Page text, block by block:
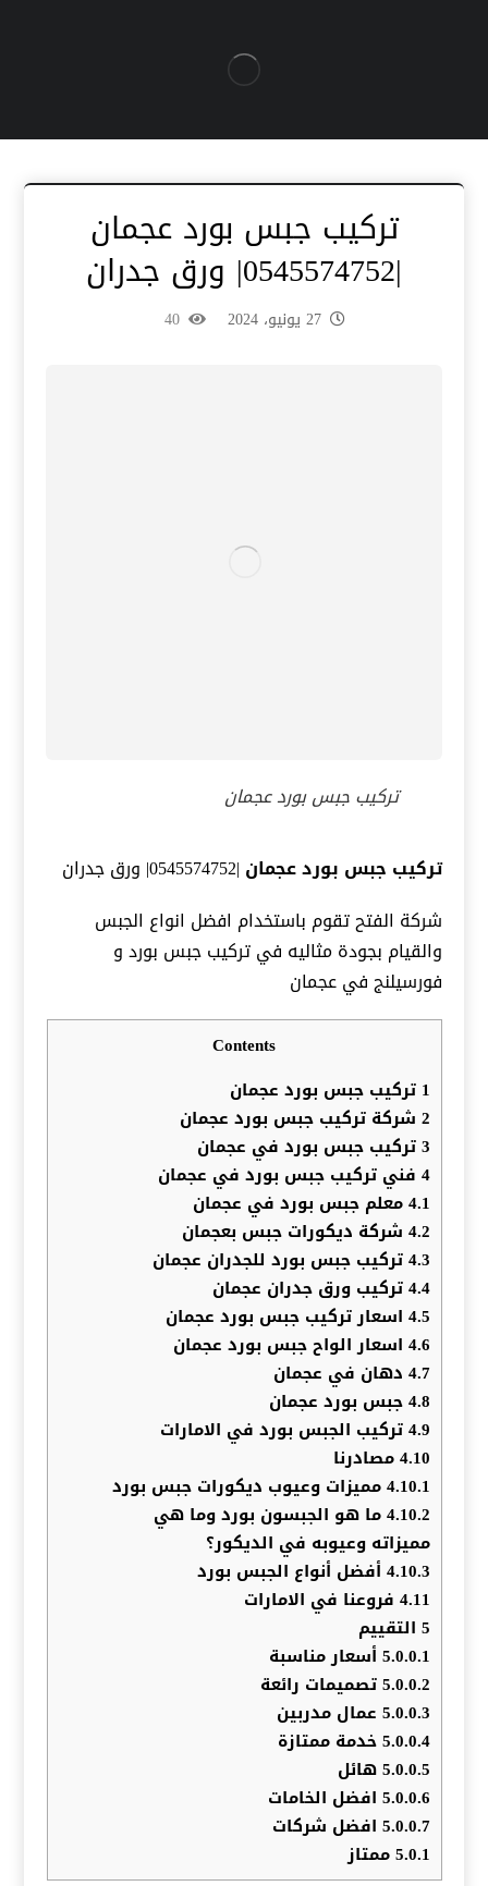
تركيب جبس بورد عجمان
|0545574752| ورق جدران
27 يونيو، 2024 40
تركيب جبس بورد عجمان
تركيب جبس بورد عجمان |0545574752| ورق جدران
شركة الفتح تقوم باستخدام افضل انواع الجبس
والقيام بجودة مثاليه في تركيب جبس بورد و
فورسيلنج في عجمان
Contents
1 تركيب جبس بورد عجمان
2 شركة تركيب جبس بورد عجمان
3تركيب جبس بورد في عجمان
4 فني تركيب جبس بورد في عجمان
4.1معلم جبس بورد في عجمان
4.2 شركة ديكورات جبس بعجمان
4.3تركيب جبس بورد للجدران عجمان
4.4تركيب ورق جدران عجمان
4.5 اسعار تركيب جبس بورد عجمان
4.6 اسعار الواح جبس بورد عجمان
4.7 دهان في عجمان
4.8جبس بورد عجمان
4.9تركيب الجبس بورد في الامارات
4.10مصادرنا
4.10.1مميزات وعيوب ديكورات جبس بورد
4.10.2ما هو الجبسون بورد وما هي
مميزاته وعيوبه في الديكور؟
4.10.3 أفضل أنواع الجبس بورد
4.11 فروعنا في الامارات
5 التقييم
5.0.0.1 أسعار مناسبة
5.0.0.2تصميمات رائعة
5.0.0.3 عمال مدربين
5.0.0.4خدمة ممتازة
5.0.0.5هائل
5.0.0.6 افضل الخامات
5.0.0.7 افضل شركات
5.0.1ممتاز